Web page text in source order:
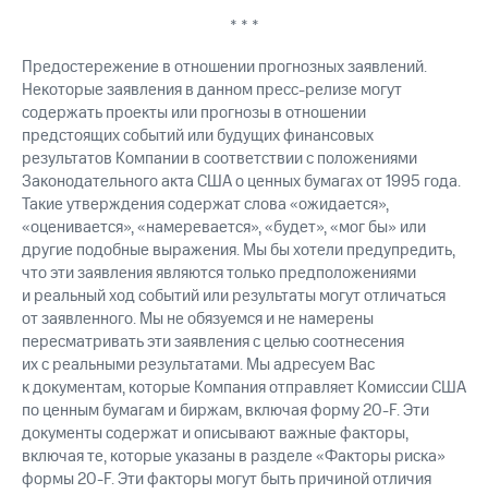
* * *
Предостережение в отношении прогнозных заявлений.
Некоторые заявления в данном пресс-релизе могут
содержать проекты или прогнозы в отношении
предстоящих событий или будущих финансовых
результатов Компании в соответствии с положениями
Законодательного акта США о ценных бумагах от 1995 года.
Такие утверждения содержат слова «ожидается»,
«оценивается», «намеревается», «будет», «мог бы» или
другие подобные выражения. Мы бы хотели предупредить,
что эти заявления являются только предположениями
и реальный ход событий или результаты могут отличаться
от заявленного. Мы не обязуемся и не намерены
пересматривать эти заявления с целью соотнесения
их с реальными результатами. Мы адресуем Вас
к документам, которые Компания отправляет Комиссии США
по ценным бумагам и биржам, включая форму 20-F. Эти
документы содержат и описывают важные факторы,
включая те, которые указаны в разделе «Факторы риска»
формы 20-F. Эти факторы могут быть причиной отличия